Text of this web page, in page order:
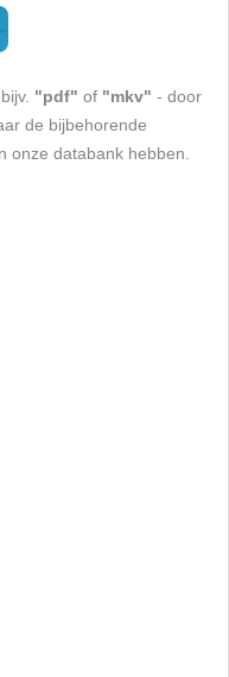
"pdf" of "mkv" - door
de bijbehorende
onze databank hebben.